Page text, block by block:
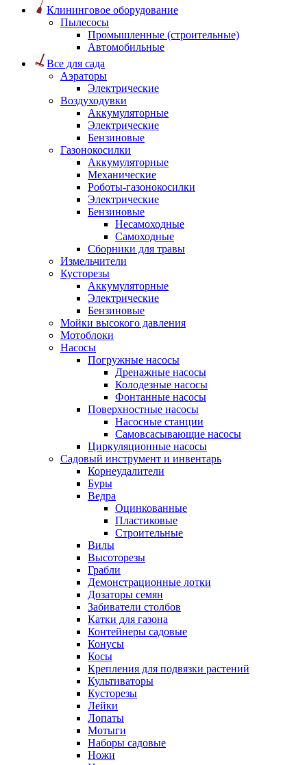
Клининговое оборудование
Пылесосы
Промышленные (строительные)
Автомобильные
Все для сада
Аэраторы
Электрические
Воздуходувки
Аккумуляторные
Электрические
Бензиновые
Газонокосилки
Аккумуляторные
Механические
Роботы-газонокосилки
Электрические
Бензиновые
Несамоходные
Самоходные
Сборники для травы
Измельчители
Кусторезы
Аккумуляторные
Электрические
Бензиновые
Мойки высокого давления
Мотоблоки
Насосы
Погружные насосы
Дренажные насосы
Колодезные насосы
Фонтанные насосы
Поверхностные насосы
Насосные станции
Самовсасывающие насосы
Циркуляционные насосы
Садовый инструмент и инвентарь
Корнеудалители
Буры
Ведра
Оцинкованные
Пластиковые
Строительные
Вилы
Высоторезы
Грабли
Демонстрационные лотки
Дозаторы семян
Забиватели столбов
Катки для газона
Контейнеры садовые
Конусы
Косы
Крепления для подвязки растений
Культиваторы
Кусторезы
Лейки
Лопаты
Мотыги
Наборы садовые
Ножи